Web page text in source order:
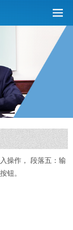
操作， 段落五：输
钮。